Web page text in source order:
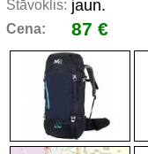
Stāvoklis: jaun.
Cena: 87 €